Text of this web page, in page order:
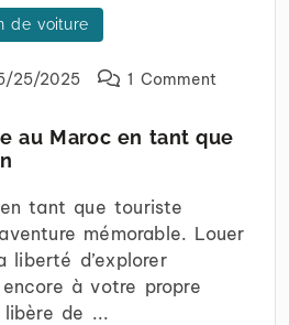
de voiture
25/2025 1 Comment
au Maroc en tant que
tant que touriste
mémorable. Louer
liberté d’explorer
à votre propre
de ...